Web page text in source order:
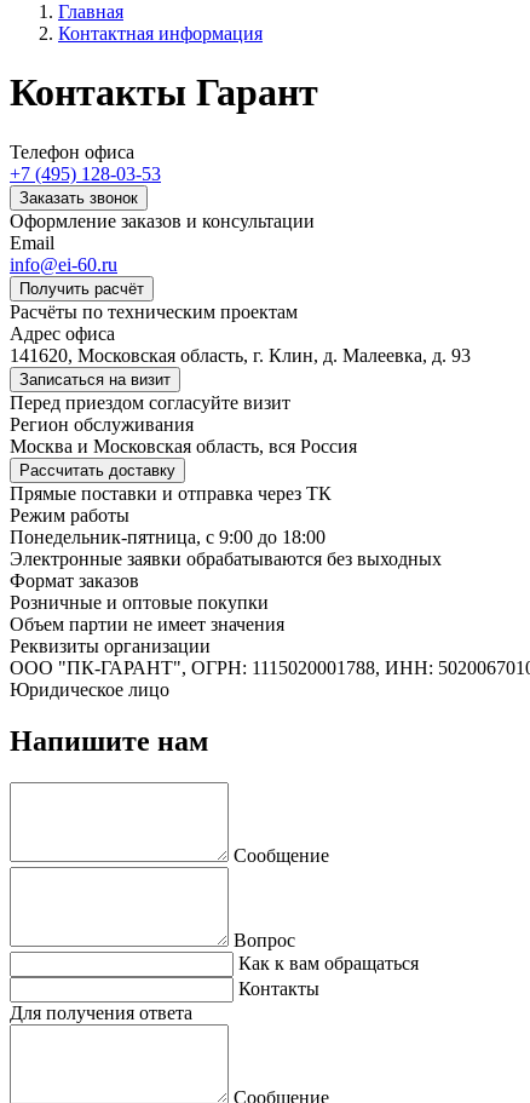
Главная
Контактная информация
Контакты Гарант
Телефон офиса
+7 (495) 128-03-53
Заказать звонок
Оформление заказов и консультации
Email
info@ei-60.ru
Получить расчёт
Расчёты по техническим проектам
Адрес офиса
141620, Московская область, г. Клин, д. Малеевка, д. 93
Записаться на визит
Перед приездом согласуйте визит
Регион обслуживания
Москва и Московская область, вся Россия
Рассчитать доставку
Прямые поставки и отправка через ТК
Режим работы
Понедельник-пятница, с 9:00 до 18:00
Электронные заявки обрабатываются без выходных
Формат заказов
Розничные и оптовые покупки
Объем партии не имеет значения
Реквизиты организации
ООО "ПК-ГАРАНТ", ОГРН: 1115020001788, ИНН:
Юридическое лицо
Напишите нам
Сообщение
Вопрос
Как к вам обращаться
Контакты
Для получения ответа
Сообщение